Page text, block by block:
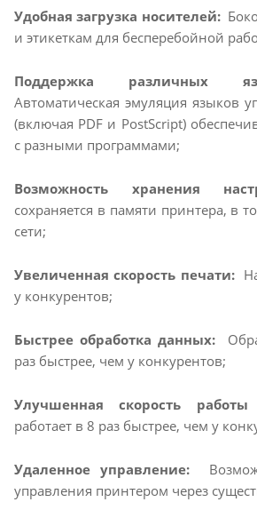
Удобная загрузка носителей:
и этикеткам для бесперебойной
Поддержка различных
Автоматическая эмуляция языков
(включая PDF и PostScript)
с разными программами;
Возможность хранения
сохраняется в памяти принтера, в
сети;
Увеличенная скорость печати:
у конкурентов;
Быстрее обработка данных:
раз быстрее, чем у конкурентов;
Улучшенная скорость
работает в 8 раз быстрее, чем у
Удаленное управление:
управления принтером через